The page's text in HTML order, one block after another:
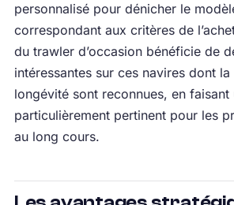
personnalisé pour dénicher le
correspondant aux critères de
du trawler d’occasion bénéficie de
intéressantes sur ces navires dont
longévité sont reconnues, en faisant
particulièrement pertinent pour les
au long cours.